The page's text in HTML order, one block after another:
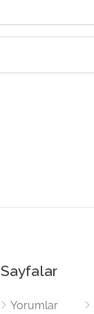
Sayfalar
Yorumlar